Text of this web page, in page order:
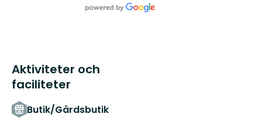
Aktiviteter och
faciliteter
Butik/Gårdsbutik